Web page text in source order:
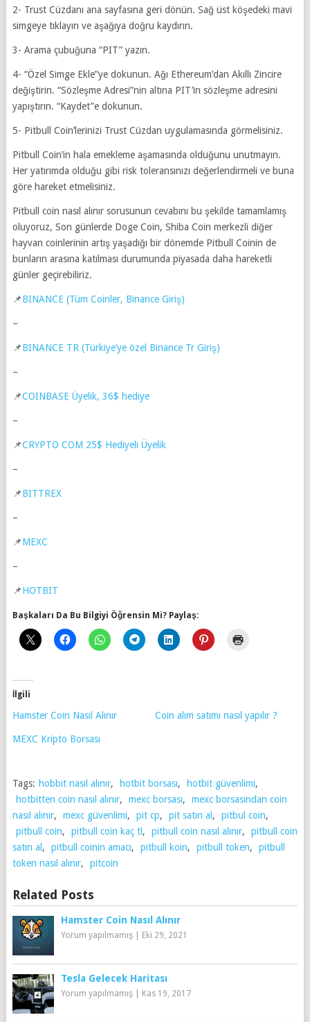
2- Trust Cüzdanı ana sayfasına geri dönün. Sağ üst köşedeki mavi
simgeye tıklayın ve aşağıya doğru kaydırın.
3- Arama çubuğuna “PIT” yazın.
4- “Özel Simge Ekle”ye dokunun. Ağı Ethereum’dan Akıllı Zincire
değiştirin. “Sözleşme Adresi”nin altına PIT’in sözleşme adresini
yapıştırın. “Kaydet”e dokunun.
5- Pitbull Coin’lerinizi Trust Cüzdan uygulamasında görmelisiniz.
Pitbull Coin’in hala emekleme aşamasında olduğunu unutmayın.
Her yatırımda olduğu gibi risk toleransınızı değerlendirmeli ve buna
göre hareket etmelisiniz.
Pitbull coin nasıl alınır sorusunun cevabını bu şekilde tamamlamış
oluyoruz, Son günlerde Doge Coin, Shiba Coin merkezli diğer
hayvan coinlerinin artış yaşadığı bir dönemde Pitbull Coinin de
bunların arasına katılması durumunda piyasada daha hareketli
günler geçirebiliriz.
📌BINANCE (Tüm Coinler, Binance Giriş)
–
📌BINANCE TR (Türkiye’ye özel Binance Tr Giriş)
–
📌COINBASE Üyelik, 36$ hediye
–
📌CRYPTO COM 25$ Hediyeli Üyelik
–
📌BITTREX
–
📌MEXC
–
📌HOTBIT
Başkaları Da Bu Bilgiyi Öğrensin Mi? Paylaş:
İlgili
Hamster Coin Nasıl Alınır Coin alım satımı nasıl yapılır ?
MEXC Kripto Borsası
Tags: hobbit nasıl alınır, hotbit borsası, hotbit güvenlimi,
hotbitten coin nasıl alınır, mexc borsası,
mexc borsasından coin
nasıl alınır, mexc güvenlimi, pit cp, pit satın al , pitbul coin,
pitbull coin, pitbull coin kaç tl , pitbull coin nasıl alınır,
pitbull coin
satın al , pitbull coinin amacı, pitbull koin, pitbull token,
pitbull
token nasıl alınır, pitcoin
Related Posts
Hamster Coin Nasıl Alınır
Yorum yapılmamış| Eki 29, 2021
Tesla Gelecek Haritası
Yorum yapılmamış| Kas 19, 2017